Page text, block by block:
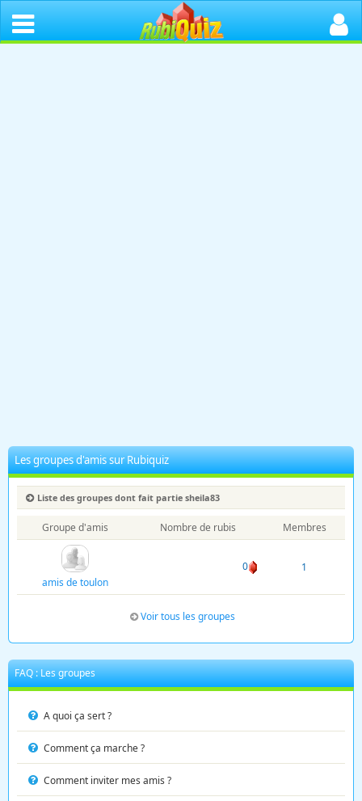
Les groupes d'amis sur Rubiquiz
Liste des groupes dont fait partie sheila83
Groupe d'amis Nombre de rubis Membres
amis de toulon
0 1
Voir tous les groupes
FAQ : Les groupes
A quoi ça sert ?
Comment ça marche ?
Comment inviter mes amis ?